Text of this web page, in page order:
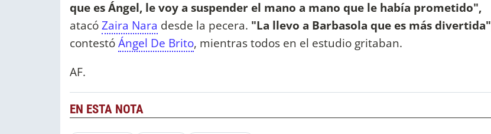
que es Ángel, le voy a suspender el mano a mano que le había prometido",
atacóZaira Nara desde la pecera. "La llevo a Barbasola que es más divertida"
contestóÁngel De Brito, mientras todos en el estudio gritaban.
AF.
EN ESTA NOTA